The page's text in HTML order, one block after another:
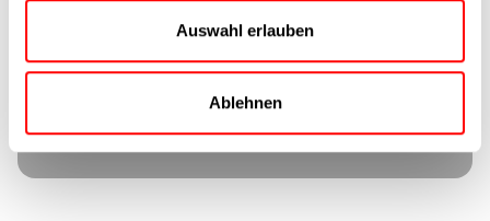
Auswahl erlauben
Ablehnen
Zu den FAQs